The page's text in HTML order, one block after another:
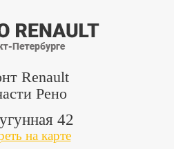
Renault
Рено
42
на карте